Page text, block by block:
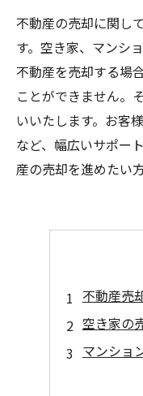
不動産の売却に関し
す。空き家、マンシ
不動産を売却する場
ことができません。
いいたします。お客
など、幅広いサポー
産の売却を進めたい
不動産売
空き家の
マンショ
アパート